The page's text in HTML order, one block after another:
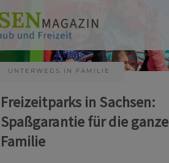
UNTERWEGS IN FAMILIE
Freizeitparks in Sachsen:
Spaßgarantie für die ganze
Familie